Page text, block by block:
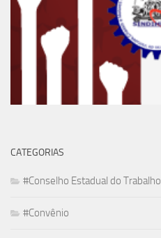
CATEGORIAS
#Conselho Estadual do Trabalho
#Convênio